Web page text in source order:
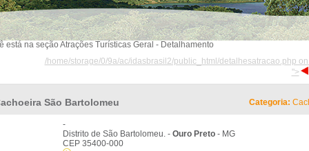
está na seção Atrações Turísticas Geral - Detalhamento
/home/storage/0/9a/ac/idasbrasil2/public_html/detalhesatracao.php
">
São Bartolomeu Categoria:
-
Distrito de São Bartolomeu. - Ouro Preto - MG
CEP 35400-000